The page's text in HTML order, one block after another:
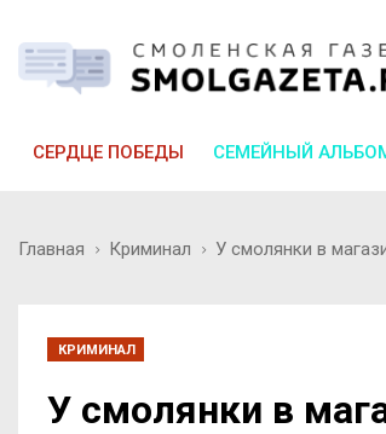
СЕРДЦЕ ПОБЕДЫ СЕМЕЙНЫЙ
Главная Криминал У смолянки в
КРИМИНАЛ
У смолянки в